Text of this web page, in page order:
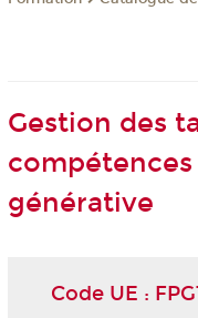
Gestion des
générative
Code UE :